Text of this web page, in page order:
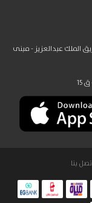
الملك عبدالعزيز - مبنى
بنا